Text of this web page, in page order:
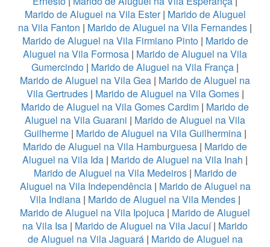
Marido de Aluguel na Vila Ester| Marido de Aluguel
na Vila Fanton | Marido de Aluguel na Vila Fernandes |
Marido de Aluguel na Vila Firmiano Pinto| Marido de
Aluguel na Vila Formosa | Marido de Aluguel na Vila
Gumercindo | Marido de Aluguel na Vila França |
Marido de Aluguel na Vila Gea | Marido de Aluguel na
Vila Gertrudes| Marido de Aluguel na Vila Gomes|
Marido de Aluguel na Vila Gomes Cardim | Marido de
Aluguel na Vila Guarani | Marido de Aluguel na Vila
Guilherme| Marido de Aluguel na Vila Guilhermina|
Marido de Aluguel na Vila Hamburguesa | Marido de
Aluguel na Vila Ida | Marido de Aluguel na Vila Inah |
Marido de Aluguel na Vila Medeiros| Marido de
Aluguel na Vila Independência| Marido de Aluguel na
Vila Indiana | Marido de Aluguel na Vila Mendes |
Marido de Aluguel na Vila Ipojuca | Marido de Aluguel
na Vila Isa | Marido de Aluguel na Vila Jacuí| Marido
de Aluguel na Vila Jaguará| Marido de Aluguel na